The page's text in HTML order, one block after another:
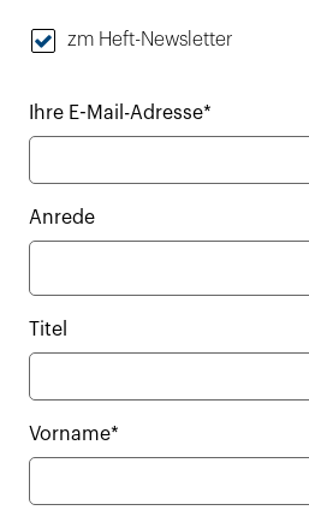
zm Heft-Newsletter
Ihre E-Mail-Adresse*
Anrede
Titel
Vorname*